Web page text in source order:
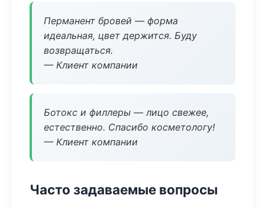
Перманент бровей — форма
идеальная, цвет держится. Буду
возвращаться.
— Клиент компании
Ботокс и филлеры — лицо свежее,
естественно. Спасибо косметологу!
— Клиент компании
Часто задаваемые вопросы